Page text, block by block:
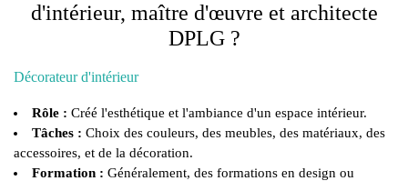
d'intérieur, maître d'œuvre et architecte
DPLG ?
Décorateur d'intérieur
Rôle : Créé l'esthétique et l'ambiance d'un espace intérieur.
Tâches : Choix des couleurs, des meubles, des matériaux, des
accessoires, et de la décoration.
Formation : Généralement, des formations en design ou